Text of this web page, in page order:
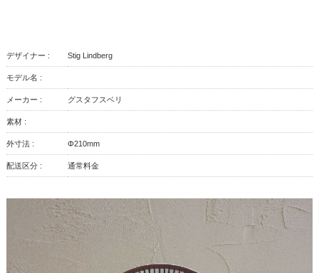
デザイナー : Stig Lindberg
モデル名 :
メーカー : グスタフスベリ
素材 :
外寸法 : Φ210mm
配送区分 : 通常料金